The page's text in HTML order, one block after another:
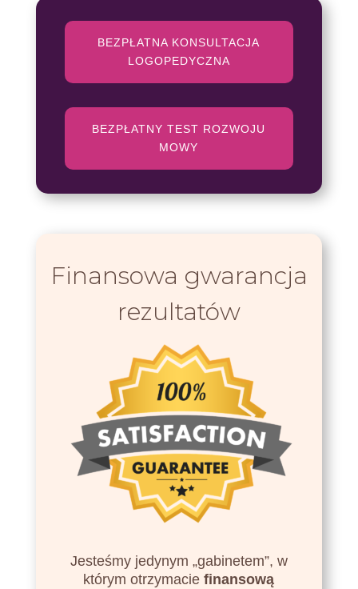
BEZPŁATNA KONSULTACJA
LOGOPEDYCZNA
BEZPŁATNY TEST ROZWOJU
MOWY
Finansowa gwarancja
rezultatów
Jesteśmy jedynym „gabinetem”, w
którym otrzymaciefinansową